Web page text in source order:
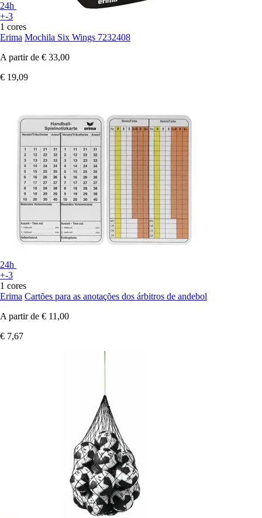
24h
+-3
1 cores
Erima Mochila Six Wings 7232408
A partir de € 33,00
€ 19,09
24h
+-3
1 cores
Erima Cartões para as anotações dos árbitros de andebol
A partir de € 11,00
€ 7,67